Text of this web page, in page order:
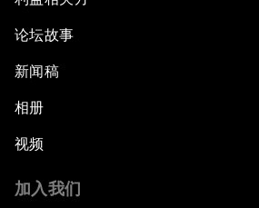
论坛故事
新闻稿
相册
视频
加入我们